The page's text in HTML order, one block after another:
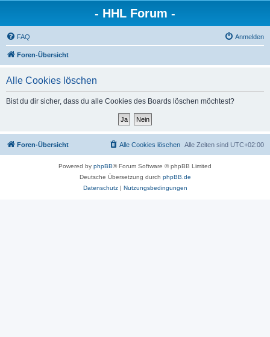
- HHL Forum -
FAQ Anmelden
Foren-Übersicht
Alle Cookies löschen
Bist du dir sicher, dass du alle Cookies des Boards löschen möchtest?
Foren-Übersicht Alle Zeiten sind UTC+02:00
Alle Cookies löschen
Powered by phpBB® Forum Software © phpBB Limited
Deutsche Übersetzung durch phpBB.de
Datenschutz| Nutzungsbedingungen